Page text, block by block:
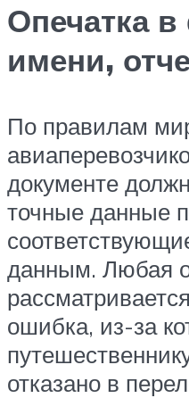
Опечатка
имени,
По правилам
документе
точные данные
данным. Любая
ошибка, из-за
отказано в